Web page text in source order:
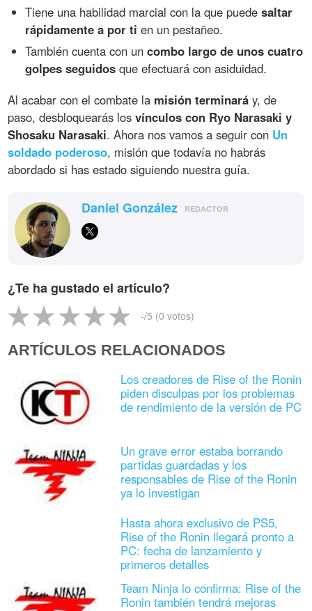
Tiene una habilidad marcial con la que puedesaltar
rápidamente a por ti en un pestañeo.
También cuenta con uncombo largo de unos cuatro
golpes seguidos que efectuará con asiduidad.
Al acabar con el combate la misión terminará y, de
paso, desbloquearás losvínculos con Ryo Narasaki y
Shosaku Narasaki. Ahora nos vamos a seguir con Un
soldado poderoso, misión que todavía no habrás
abordado si has estado siguiendo nuestra guía.
Daniel González REDACTOR
¿Te ha gustado el artículo?
-/5 (0 votos)
ARTÍCULOS RELACIONADOS
Los creadores de Rise of the Ronin
piden disculpas por los problemas
de rendimiento de la versión de PC
Un grave error estaba borrando
partidas guardadas y los
responsables de Rise of the Ronin
ya lo investigan
Hasta ahora exclusivo de PS5,
Rise of the Ronin llegará pronto a
PC: fecha de lanzamiento y
primeros detalles
Team Ninja lo confirma: Rise of the
Ronin también tendrá mejoras